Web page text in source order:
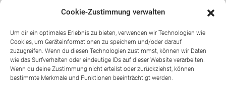
Cookie-Zustimmung verwalten
Um dir ein optimales Erlebnis zu bieten, verwenden wir Technologien wie
Cookies, um Geräteinformationen zu speichern und/oder darauf
zuzugreifen. Wenn du diesen Technologien zustimmst, können wir Daten
wie das Surfverhalten oder eindeutige IDs auf dieser Website verarbeiten.
Wenn du deine Zustimmung nicht erteilst oder zurückziehst, können
bestimmte Merkmale und Funktionen beeinträchtigt werden.